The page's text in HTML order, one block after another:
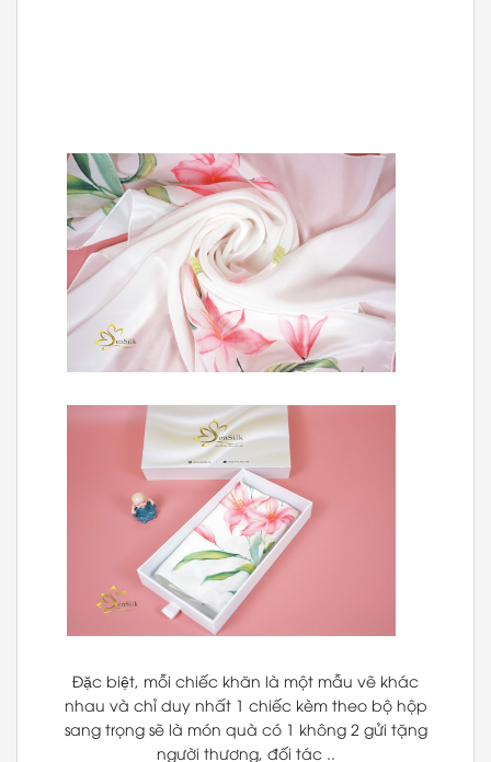
Đặc biệt, mỗi chiếc khăn là một mẫu vẽ khác
nhau và chỉ duy nhất 1 chiếc kèm theo bộ hộp
sang trọng sẽ là món quà có 1 không 2 gửi tặng
người thương, đối tác ..